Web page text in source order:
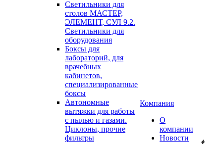
Светильники для
столов МАСТЕР,
ЭЛЕМЕНТ, СУЛ 9.2.
Светильники для
оборудования
Боксы для
лабораторий, для
врачебных
кабинетов,
специализированные
боксы
Автономные
вытяжки для работы
с пылью и газами.
Циклоны, прочие
фильтры
Компания
О
компании
Новости